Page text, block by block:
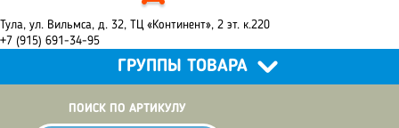
Тула, ул. Вильмса, д. 32, ТЦ «Континент», 2 эт. к.220
+7 (915) 691-34-95
ГРУППЫ ТОВАРА
ПОИСК ПО АРТИКУЛУ